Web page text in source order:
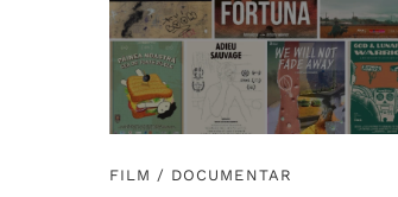
FILM / DOCUMENTAR